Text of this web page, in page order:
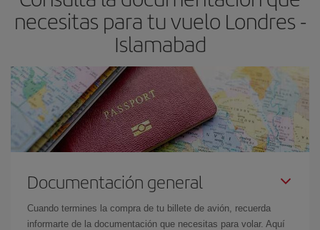
necesitas para tu vuelo Londres -
Islamabad
Documentación general
Cuando termines la compra de tu billete de avión, recuerda
informarte de la documentación que necesitas para volar. Aquí